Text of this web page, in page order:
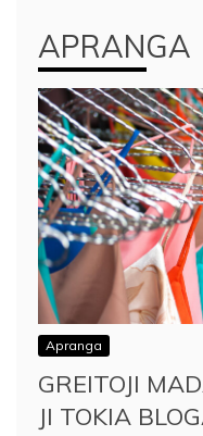
APRANGA
Apranga
GREITOJI
JI TOKIA